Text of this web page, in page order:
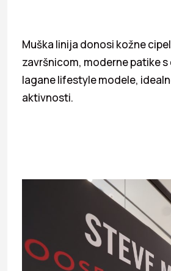
Muška linija donosi kožne
završnicom, moderne patike s
lagane lifestyle modele,
aktivnosti.